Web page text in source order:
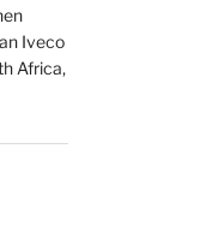
Iveco
Africa,